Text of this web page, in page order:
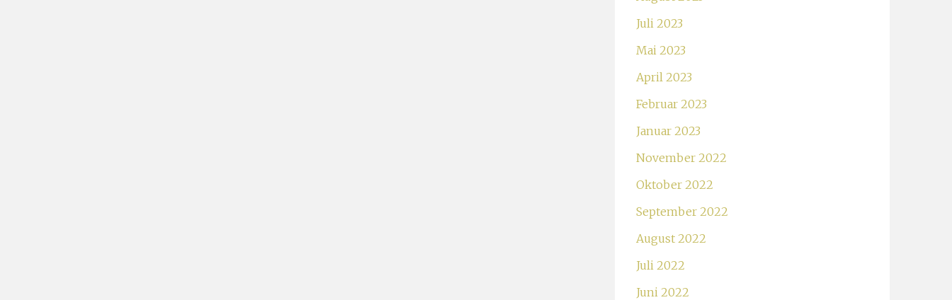
Juli 2023
Mai 2023
April 2023
Februar 2023
Januar 2023
November 2022
Oktober 2022
September 2022
August 2022
Juli 2022
Juni 2022